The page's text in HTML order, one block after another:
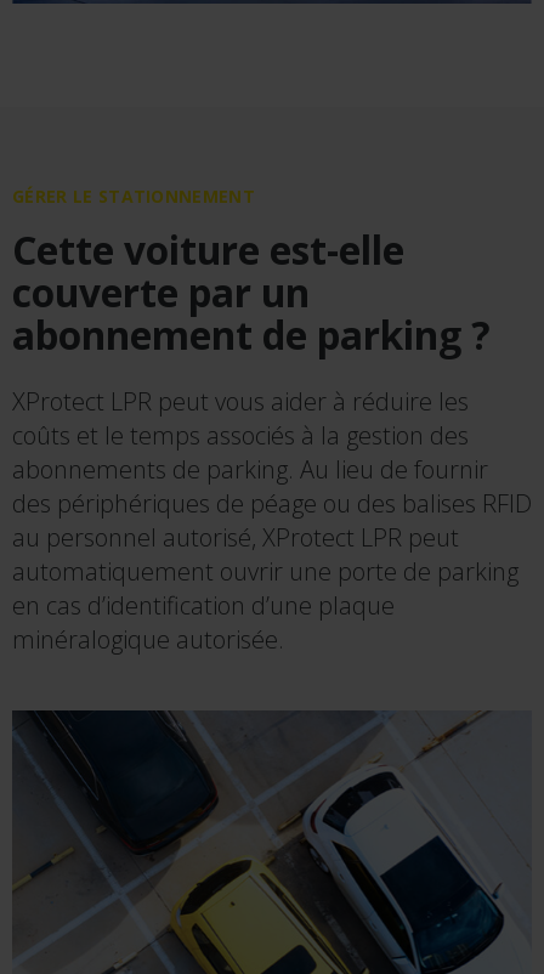
GÉRER LE STATIONNEMENT
Cette voiture est-elle
couverte par un
abonnement de parking ?
XProtect LPR peut vous aider à réduire les
coûts et le temps associés à la gestion des
abonnements de parking. Au lieu de fournir
des périphériques de péage ou des balises RFID
au personnel autorisé, XProtect LPR peut
automatiquement ouvrir une porte de parking
en cas d’identification d’une plaque
minéralogique autorisée.